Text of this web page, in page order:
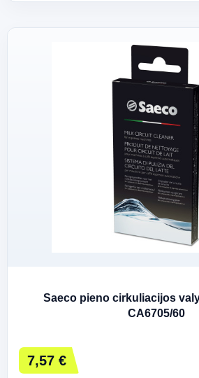
Saeco pieno cirkuliacijos
CA6705/60
7,57 €